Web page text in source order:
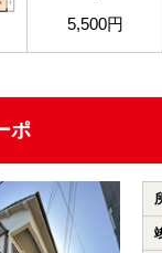
5,500円
ポ